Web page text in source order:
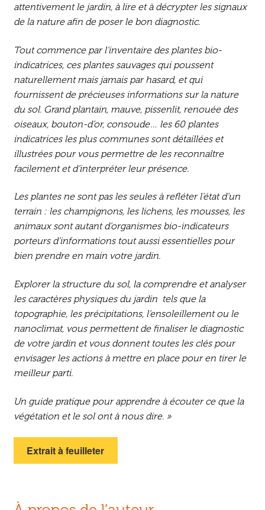
attentivement le jardin, à lire et à décrypter les signaux
de la nature afin de poser le bon diagnostic.
Tout commence par l’inventaire des plantes bio-
indicatrices, ces plantes sauvages qui poussent
naturellement mais jamais par hasard, et qui
fournissent de précieuses informations sur la nature
du sol. Grand plantain, mauve, pissenlit, renouée des
oiseaux, bouton-d’or, consoude… les 60 plantes
indicatrices les plus communes sont détaillées et
illustrées pour vous permettre de les reconnaître
facilement et d’interpréter leur présence.
Les plantes ne sont pas les seules à refléter l’état d’un
terrain : les champignons, les lichens, les mousses, les
animaux sont autant d’organismes bio-indicateurs
porteurs d’informations tout aussi essentielles pour
bien prendre en main votre jardin.
Explorer la structure du sol, la comprendre et analyser
les caractères physiques du jardin tels que la
topographie, les précipitations, l’ensoleillement ou le
nanoclimat, vous permettent de finaliser le diagnostic
de votre jardin et vous donnent toutes les clés pour
envisager les actions à mettre en place pour en tirer le
meilleur parti.
Un guide pratique pour apprendre à écouter ce que la
végétation et le sol ont à nous dire. »
Extrait à feuilleter